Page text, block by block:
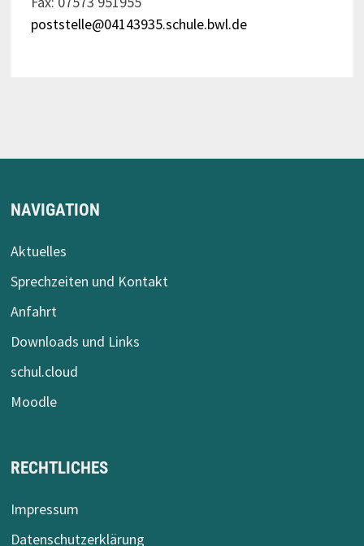
poststelle@04143935.schule.bwl.de
NAVIGATION
Aktuelles
Sprechzeiten und Kontakt
Anfahrt
Downloads und Links
schul.cloud
Moodle
RECHTLICHES
Impressum
Datenschutzerklärung